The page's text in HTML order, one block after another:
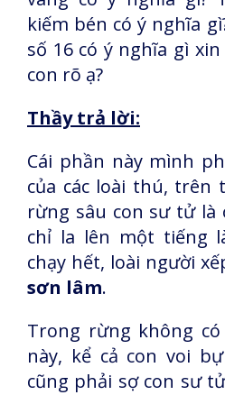
kiếm bén có ý nghĩa
số 16 có ý nghĩa gì
con rõ ạ?
Thầy trả lời:
Cái phần này mình
của các loài thú, trên
rừng sâu con sư tử là
chỉ la lên một tiếng
chạy hết, loài người
sơn lâm.
Trong rừng không
này, kể cả con voi
cũng phải sợ con sư